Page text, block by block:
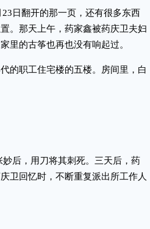
日翻开的那一页，还有很多东西
。那天上午，药家鑫被药庆卫夫妇
里的古筝也再也没有响起过。
职工住宅楼的五楼。房间里，白
后，用刀将其刺死。三天后，药
卫回忆时，不断重复派出所工作人